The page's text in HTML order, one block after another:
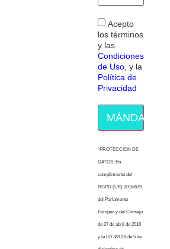
Acepto
los términos
y las
Condiciones
de Uso , y la
Política de
Privacidad
MÁNDAME
“PROTECCION DE
DATOS: En
cumplimiento del
RGPD (UE) 2016/679
del Parlamento
Europeo y del Consejo
de 27 de abril de 2016
y la LO 3/2018 de 5 de